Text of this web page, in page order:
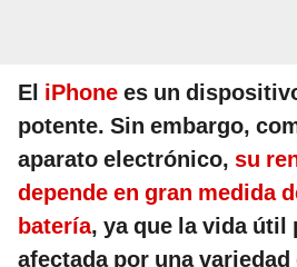
El iPhone es un
potente. Sin embargo,
aparato electrónico, su
depende en gran medida
batería, ya que la vida útil
afectada por una